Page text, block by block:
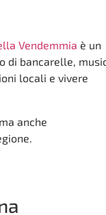
Vendemmia è un
di bancarelle,
locali e vivere
anche